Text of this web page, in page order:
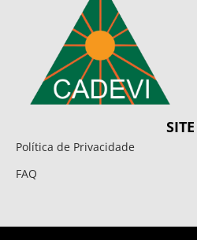
SITE
Política de Privacidade
FAQ